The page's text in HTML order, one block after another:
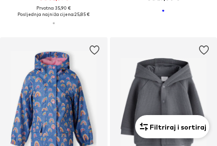
Prvotno: 35,90 €
Posljednja najniža cijena:25,85 €
Filtriraj i sortiraj